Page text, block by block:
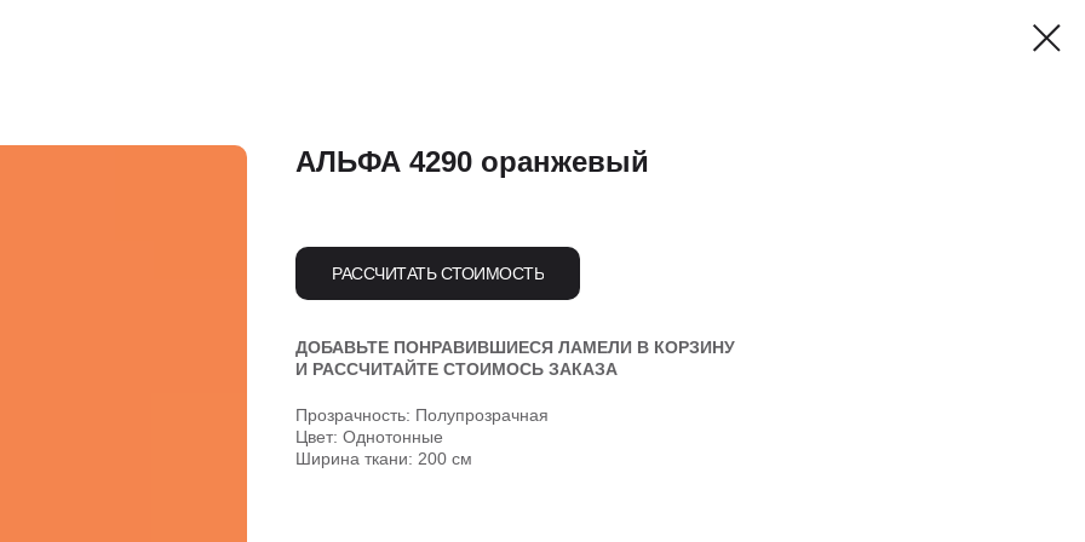
АЛЬФА 4290 оранжевый
РАССЧИТАТЬ СТОИМОСТЬ
ДОБАВЬТЕ ПОНРАВИВШИЕСЯ ЛАМЕЛИ В КОРЗИНУ
И РАССЧИТАЙТЕ СТОИМОСЬ ЗАКАЗА
Прозрачность: Полупрозрачная
Цвет: Однотонные
Ширина ткани: 200 см